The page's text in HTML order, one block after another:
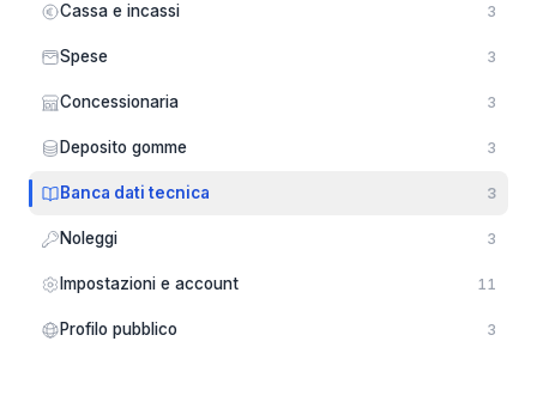
Cassa e incassi 3
Spese 3
Concessionaria 3
Deposito gomme 3
Banca dati tecnica 3
Noleggi 3
Impostazioni e account 11
Profilo pubblico 3